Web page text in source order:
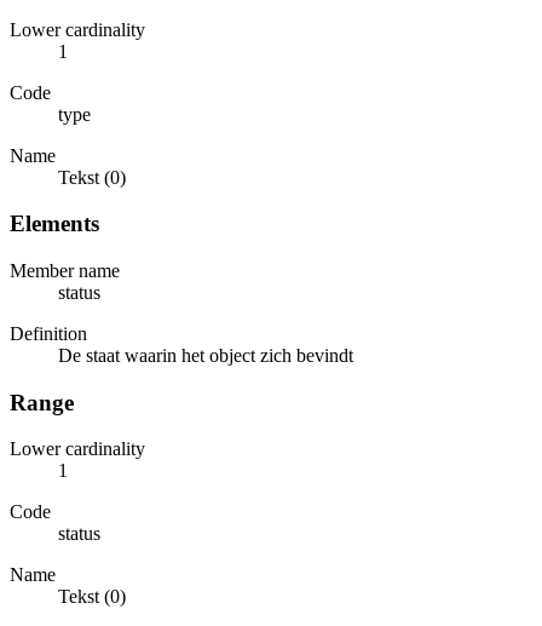
Lower cardinality
1
Code
type
Name
Tekst (0)
Elements
Member name
status
Definition
De staat waarin het object zich bevindt
Range
Lower cardinality
1
Code
status
Name
Tekst (0)